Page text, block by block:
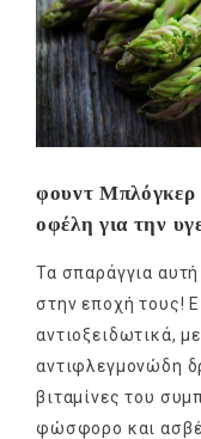
φουντ Μπλόγκερ
οφέλη για την
Τα σπαράγγια αυτή
στην εποχή τους!
αντιοξειδωτικά,
αντιφλεγμονώδη
βιταμίνες του
φώσφορο και